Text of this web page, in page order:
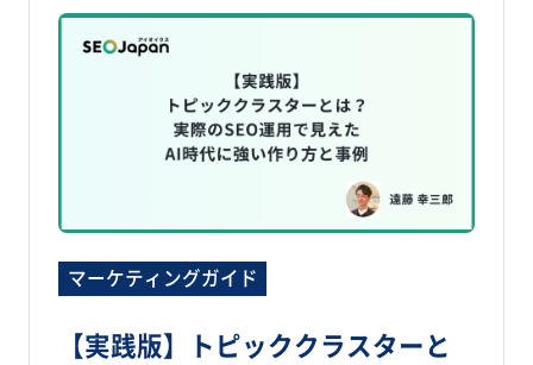
マーケティングガイド
【実践版】トピッククラスターと